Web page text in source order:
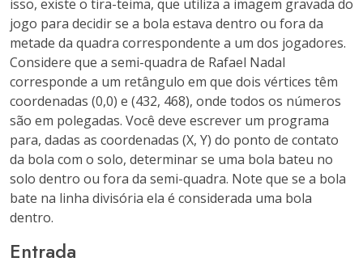
isso, existe o tira-teima, que utiliza a imagem gravada do
jogo para decidir se a bola estava dentro ou fora da
metade da quadra correspondente a um dos jogadores.
Considere que a semi-quadra de Rafael Nadal
corresponde a um retângulo em que dois vértices têm
coordenadas (0,0) e (432, 468), onde todos os números
são em polegadas. Você deve escrever um programa
para, dadas as coordenadas (X, Y) do ponto de contato
da bola com o solo, determinar se uma bola bateu no
solo dentro ou fora da semi-quadra. Note que se a bola
bate na linha divisória ela é considerada uma bola
dentro.
Entrada